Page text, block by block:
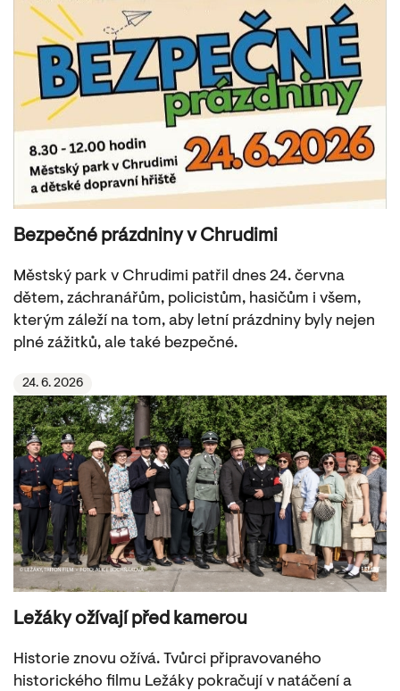
Bezpečné prázdniny v Chrudimi
Městský park v Chrudimi patřil dnes 24. června
dětem, záchranářům, policistům, hasičům i všem,
kterým záleží na tom, aby letní prázdniny byly nejen
plné zážitků, ale také bezpečné.
24. 6. 2026
Ležáky ožívají před kamerou
Historie znovu ožívá. Tvůrci připravovaného
historického filmu Ležáky pokračují v natáčení a